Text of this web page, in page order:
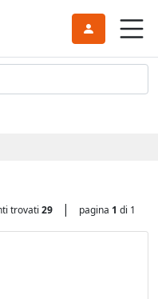
trovati 29 | pagina 1 di 1